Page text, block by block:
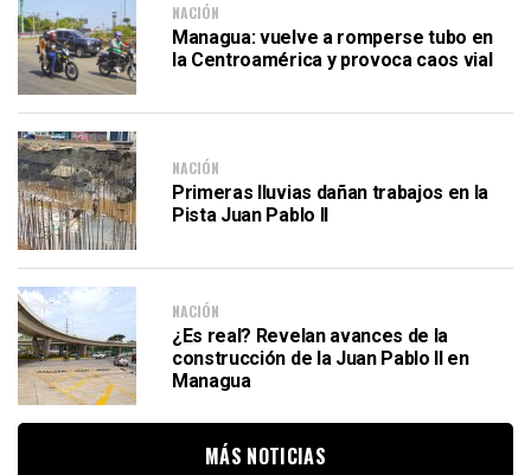
NACIÓN
Managua: vuelve a romperse tubo en
la Centroamérica y provoca caos vial
NACIÓN
Primeras lluvias dañan trabajos en la
Pista Juan Pablo II
NACIÓN
¿Es real? Revelan avances de la
construcción de la Juan Pablo II en
Managua
MÁS NOTICIAS